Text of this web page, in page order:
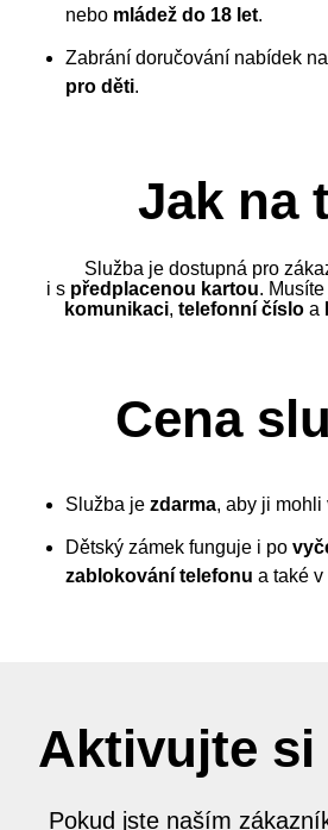
nebo mládež do 18 let.
Zabrání doručování nabídek
pro děti.
Jak na
Služba je dostupná pro
i s předplacenou kartou.
komunikaci, telefonní čísloa
Cena
Služba je zdarma, aby ji mohli
Dětský zámek funguje i po
zablokování telefonu a také v
Aktivujte si
Pokud jste naším